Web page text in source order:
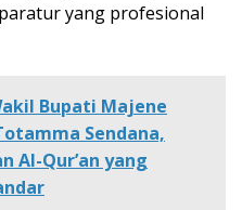
yang profesional
Bupati Majene
Sendana,
Al-Qur’an yang